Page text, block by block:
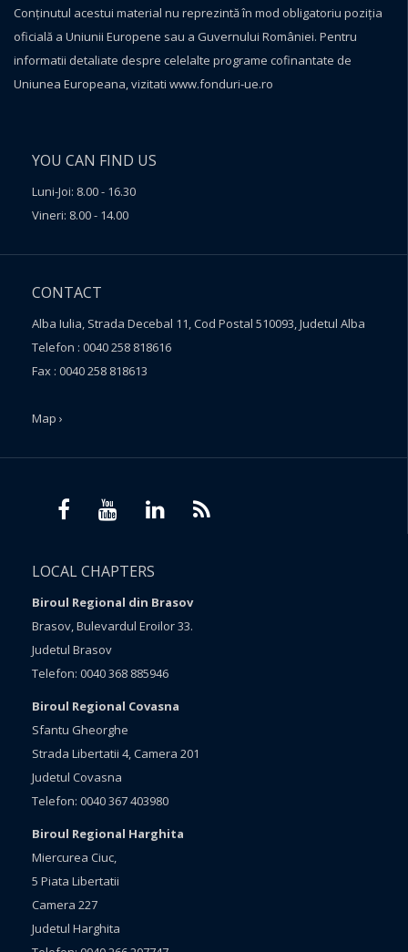
Conţinutul acestui material nu reprezintă în mod obligatoriu poziţia
oficială a Uniunii Europene sau a Guvernului României. Pentru
informatii detaliate despre celelalte programe cofinantate de
Uniunea Europeana, vizitati www.fonduri-ue.ro
YOU CAN FIND US
Luni-Joi: 8.00 - 16.30
Vineri: 8.00 - 14.00
CONTACT
Alba Iulia, Strada Decebal 11, Cod Postal 510093, Judetul Alba
Telefon : 0040 258 818616
Fax : 0040 258 818613
Map ›
LOCAL CHAPTERS
Biroul Regional din Brasov
Brasov, Bulevardul Eroilor 33.
Judetul Brasov
Telefon: 0040 368 885946
Biroul Regional Covasna
Sfantu Gheorghe
Strada Libertatii 4, Camera 201
Judetul Covasna
Telefon: 0040 367 403980
Biroul Regional Harghita
Miercurea Ciuc,
5 Piata Libertatii
Camera 227
Judetul Harghita